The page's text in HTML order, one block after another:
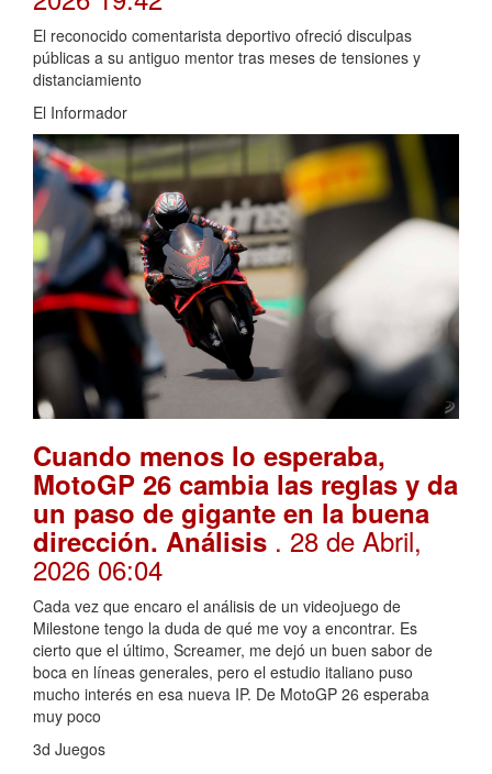
El reconocido comentarista deportivo ofreció disculpas
públicas a su antiguo mentor tras meses de tensiones y
distanciamiento
El Informador
Cuando menos lo esperaba,
MotoGP 26 cambia las reglas y da
un paso de gigante en la buena
dirección. Análisis . 28 de Abril,
2026 06:04
Cada vez que encaro el análisis de un videojuego de
Milestone tengo la duda de qué me voy a encontrar. Es
cierto que el último, Screamer, me dejó un buen sabor de
boca en líneas generales, pero el estudio italiano puso
mucho interés en esa nueva IP. De MotoGP 26 esperaba
muy poco
3d Juegos